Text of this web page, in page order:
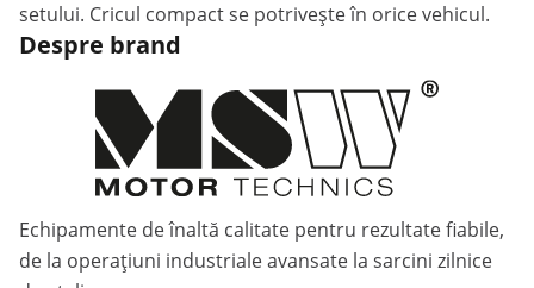
setului. Cricul compact se potrivește în orice vehicul.
Despre brand
Echipamente de înaltă calitate pentru rezultate fiabile,
de la operațiuni industriale avansate la sarcini zilnice